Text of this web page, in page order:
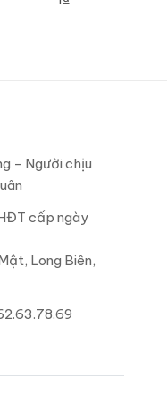
- Người chịu
cấp ngày
Long Biên,